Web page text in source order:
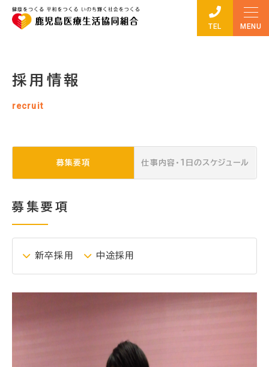
TEL
採用情報
recruit
募集要項 仕事内容・1日のスケジュール
募集要項
新卒採用 中途採用